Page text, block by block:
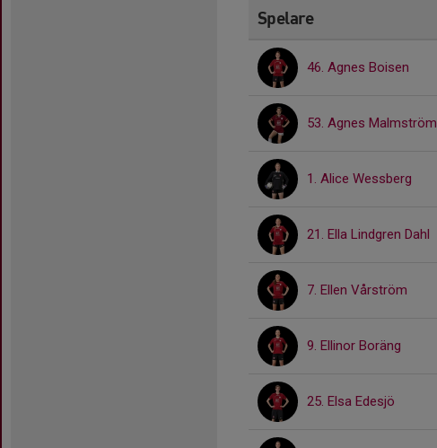
Spelare
46. Agnes Boisen
53. Agnes Malmström
1. Alice Wessberg
21. Ella Lindgren Dahl
7. Ellen Vårström
9. Ellinor Boräng
25. Elsa Edesjö